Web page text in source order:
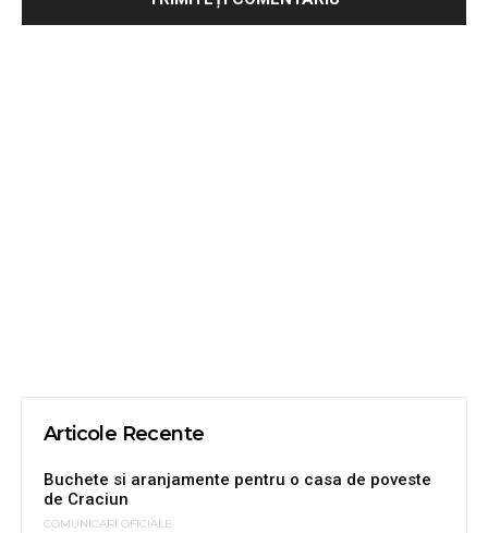
Articole Recente
Buchete si aranjamente pentru o casa de poveste
de Craciun
COMUNICARI OFICIALE